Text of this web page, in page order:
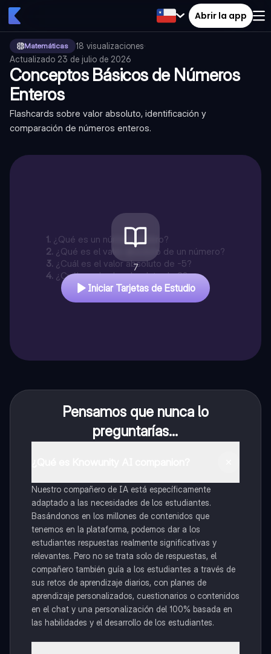
Abrir la app
Matemáticas 18 visualizaciones·
Actualizado 23 de julio de 2026
Conceptos Básicos de Números
Enteros
Flashcards sobre valor absoluto, identificación y
comparación de números enteros.
1. ¿Qué es un número entero?
2. ¿Qué es el valor absoluto de un número?
3. ¿Cuál es el valor absoluto de -5?
4. ¿Cuál es el valor absoluto de 8?
7
Iniciar Tarjetas de Estudio
Pensamos que nunca lo
preguntarías...
Nuestro compañero de IA está específicamente
adaptado a las necesidades de los estudiantes.
Basándonos en los millones de contenidos que
tenemos en la plataforma, podemos dar a los
estudiantes respuestas realmente significativas y
relevantes. Pero no se trata solo de respuestas, el
compañero también guía a los estudiantes a través de
sus retos de aprendizaje diarios, con planes de
aprendizaje personalizados, cuestionarios o contenidos
en el chat y una personalización del 100% basada en
las habilidades y el desarrollo de los estudiantes.